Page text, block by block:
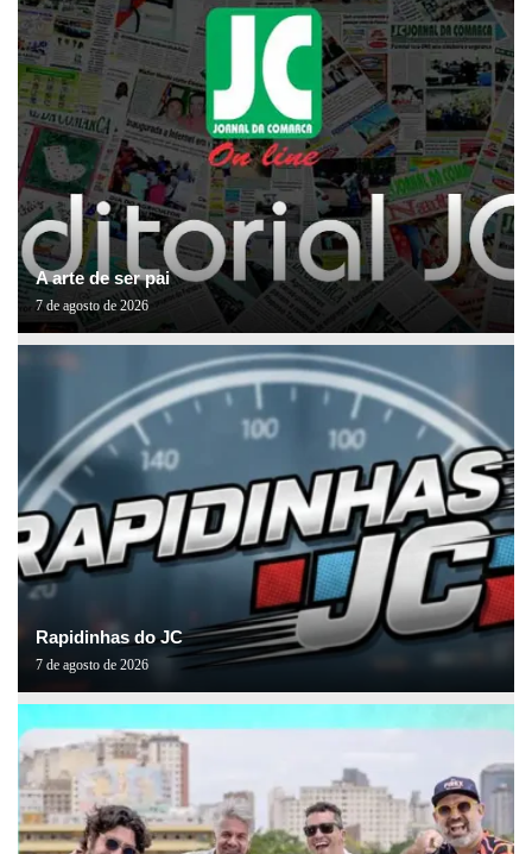
A arte de ser pai
7 de agosto de 2026
Rapidinhas do JC
7 de agosto de 2026